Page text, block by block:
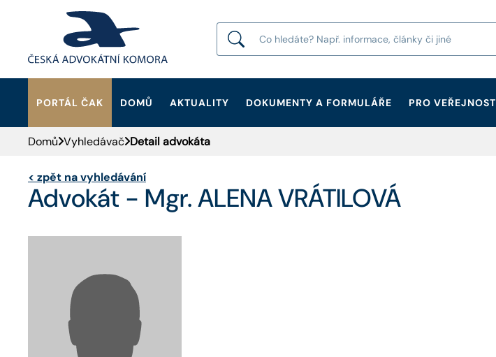
PORTÁL ČAK DOMŮ AKTUALITY DOKUMENTY A FORMULÁŘE PRO VEŘEJNOST
HLEDAT
Domů Vyhledávač Detail advokáta
< zpět na vyhledávání
Advokát - Mgr. ALENA VRÁTILOVÁ